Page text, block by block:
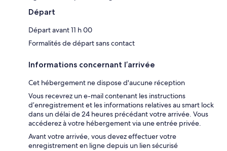
Départ
Départ avant 11 h 00
Formalités de départ sans contact
Informations concernant l’arrivée
Cet hébergement ne dispose d'aucune réception
Vous recevrez un e-mail contenant les instructions
d’enregistrement et les informations relatives au smart lock
dans un délai de 24 heures précédant votre arrivée. Vous
accéderez à votre hébergement via une entrée privée.
Avant votre arrivée, vous devez effectuer votre
enregistrement en ligne depuis un lien sécurisé